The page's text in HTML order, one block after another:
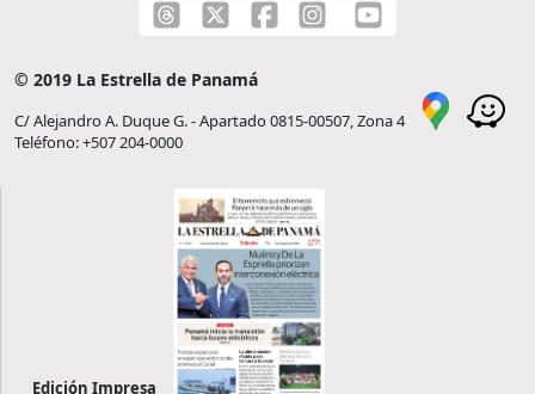
© 2019 La Estrella de Panamá
C/ Alejandro A. Duque G. - Apartado 0815-00507, Zona 4
Teléfono: +507 204-0000
Edición Impresa